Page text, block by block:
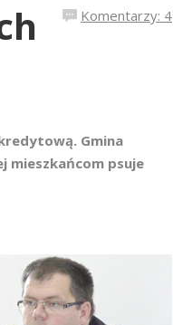
Komentarzy: 4
Gmina
mieszkańcom psuje